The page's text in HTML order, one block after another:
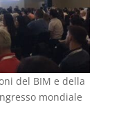
del BIM e della
mondiale